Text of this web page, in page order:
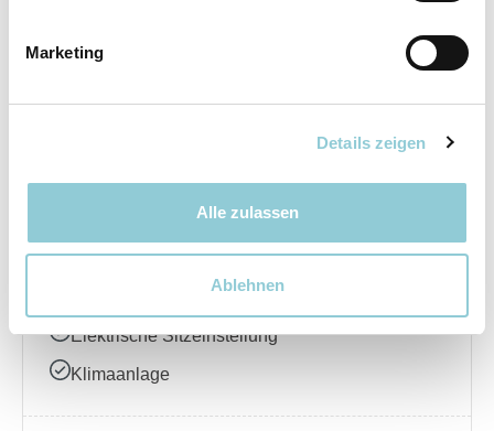
Marketing
Details zeigen
Alle zulassen
Ablehnen
Elektrische Seitenspiegel
Interieur – Komfort
Ambientebeleuchtung
Elektrische Sitzeinstellung
Klimaanlage